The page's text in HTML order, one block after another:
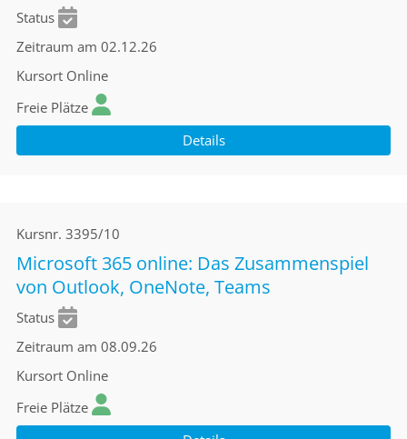
Status
Zeitraum am 02.12.26
Kursort Online
Freie Plätze
Details
Kursnr. 3395/10
Microsoft 365 online: Das Zusammenspiel
von Outlook, OneNote, Teams
Status
Zeitraum am 08.09.26
Kursort Online
Freie Plätze